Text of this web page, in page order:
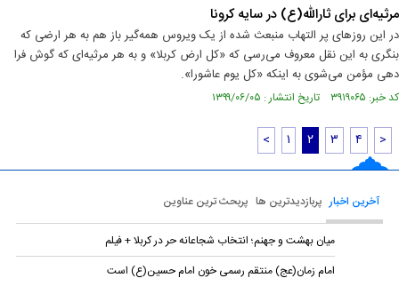
مرثیه‌ای برای ثارالله(ع) در سایه کرونا
در این روزهای پر التهاب منبعث شده از یک ویروس همه‌گیر باز هم به هر ارضی که
بنگری به این نقل معروف می‌رسی که «کل ارض کربلا» و به هر مرثیه‌ای که گوش فرا
دهی مؤمن می‌شوی به اینکه «کل یوم عاشورا».
کد خبر: ۳۹۱۹۰۶۵ تاریخ انتشار : ۱۳۹۹/۰۶/۰۵
< ۱ ۲ ۳ ۴ >
آخرین اخبار پربازدیدترین ها پربحث ترین عناوین
میان بهشت و جهنم؛ انتخاب شجاعانه حر در کربلا + فیلم
امام زمان(عج) منتقم رسمی خون امام حسین(ع) است